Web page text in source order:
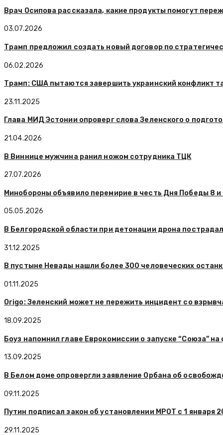
Врач Осипова рассказала, какие продукты помогут
03.07.2026
Трамп предложил создать новый договор по
06.02.2026
Трамп: США пытаются завершить украинский конфликт
23.11.2025
Глава МИД Эстонии опроверг слова Зеленского о
21.04.2026
В Виннице мужчина ранил ножом сотрудника ТЦК
27.07.2026
Минобороны объявило перемирие в честь Дня Победы 8 и
05.05.2026
В Белгородской области при детонации дрона
31.12.2025
В пустыне Невады нашли более 300 человеческих
01.11.2025
Origo: Зеленский может не пережить инцидент со
18.09.2025
Боуз напомнил главе Еврокомиссии о запуске “Союза”
13.09.2025
В Белом доме опровергли заявление Орбана об
09.11.2025
Путин подписал закон об установлении МРОТ с 1 января
29.11.2025